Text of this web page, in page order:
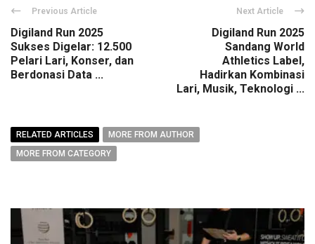
Previous Article
Digiland Run 2025
Sukses Digelar: 12.500
Pelari Lari, Konser, dan
Berdonasi Data ...
Next Article
Digiland Run 2025
Sandang World
Athletics Label,
Hadirkan Kombinasi
Lari, Musik, Teknologi ...
RELATED ARTICLES
MORE FROM AUTHOR
MORE FROM CATEGORY